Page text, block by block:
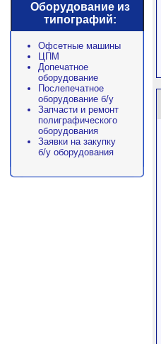
Оборудование из
типографий:
Офсетные машины
ЦПМ
Допечатное
оборудование
Послепечатное
оборудование б/у
Запчасти и ремонт
полиграфического
оборудования
Заявки на закупку
б/у оборудования